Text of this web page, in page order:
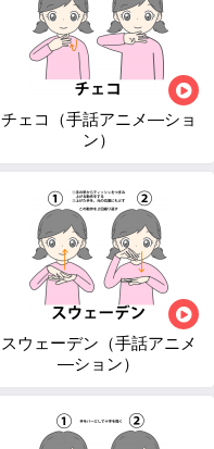
チェコ（手話アニメ―ショ
ン）
スウェーデン（手話アニメ
―ション）